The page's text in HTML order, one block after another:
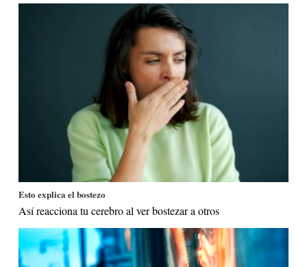
Esto explica el bostezo
Así reacciona tu cerebro al ver bostezar a otros